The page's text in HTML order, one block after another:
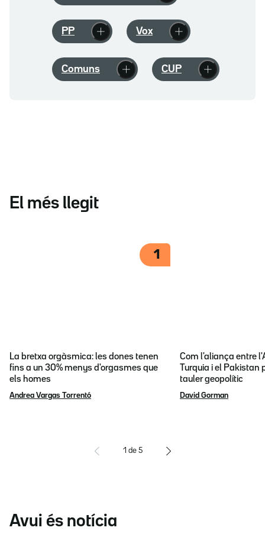
PP Vox
Comuns CUP
El més llegit
1
La bretxa orgàsmica: les dones tenen
fins a un 30% menys d'orgasmes que
els homes
Andrea Vargas Torrentó
Com l'aliança entre
Turquia i el Pakistan
tauler geopolític
David Gorman
1 de 5
Avui és notícia